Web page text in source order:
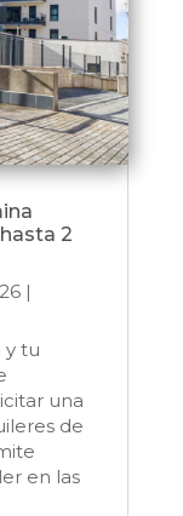
2
|
y tu
una
de
en las